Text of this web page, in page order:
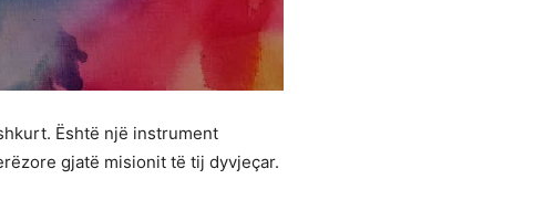
Është një instrument
gjatë misionit të tij dyvjeçar.